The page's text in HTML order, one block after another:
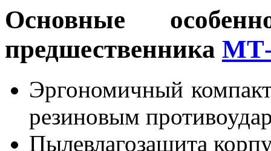
Основные
предшественника МТ-
Эргономичный
резиновым
Пылевлагозащита